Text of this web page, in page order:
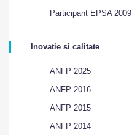
Participant EPSA 2009
Inovatie si calitate
ANFP 2025
ANFP 2016
ANFP 2015
ANFP 2014